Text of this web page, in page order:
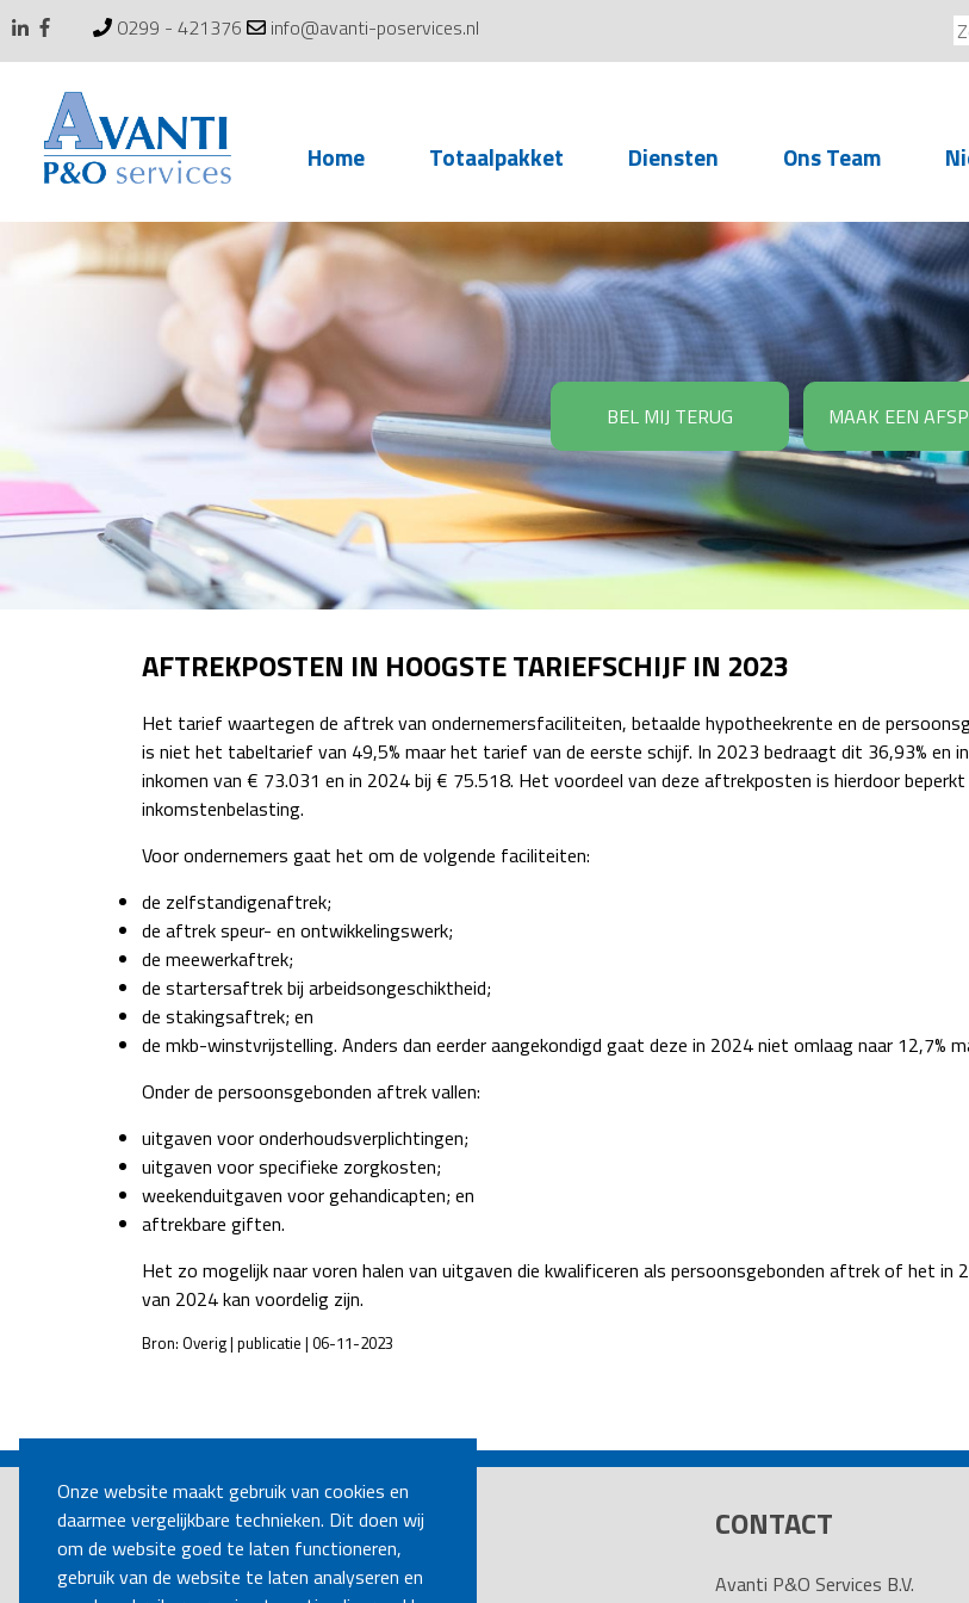
Onze website maakt gebruik van cookies en
daarmee vergelijkbare technieken. Dit doen wij
om de website goed te laten functioneren,
gebruik van de website te laten analyseren en
0299 - 421376 info@avanti-poservices.nl
Home Totaalpakket Diensten
Service voor
accountants- en
administratiekantoren
Arbeidsrechtelijke
Advisering
Salarisadministratie
Personeelsadministratie
Detachering
Ons Team
BEL MIJ TERUG MAAK EEN
AFTREKPOSTEN IN HOOGSTE TARIEFSCHIJF IN 2023
Het tarief waartegen de aftrek van ondernemersfaciliteiten, betaalde hypotheekrente en de
is niet het tabeltarief van 49,5% maar het tarief van de eerste schijf. In 2023 bedraagt dit 36,93% en
inkomen van € 73.031 en in 2024 bij € 75.518. Het voordeel van deze aftrekposten is hierdoor
inkomstenbelasting.
Voor ondernemers gaat het om de volgende faciliteiten:
de zelfstandigenaftrek;
de aftrek speur- en ontwikkelingswerk;
de meewerkaftrek;
de startersaftrek bij arbeidsongeschiktheid;
de stakingsaftrek; en
de mkb-winstvrijstelling. Anders dan eerder aangekondigd gaat deze in 2024 niet omlaag naar 12,7%
Onder de persoonsgebonden aftrek vallen:
uitgaven voor onderhoudsverplichtingen;
uitgaven voor specifieke zorgkosten;
weekenduitgaven voor gehandicapten; en
aftrekbare giften.
Het zo mogelijk naar voren halen van uitgaven die kwalificeren als persoonsgebonden aftrek of het
van 2024 kan voordelig zijn.
Bron: Overig | publicatie | 06-11-2023
NAVIGATION
CONTACT
Avanti P&O Services B.V.